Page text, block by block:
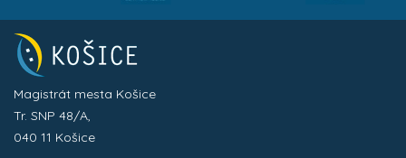
Magistrát mesta Košice
Tr. SNP 48/A,
040 11 Košice